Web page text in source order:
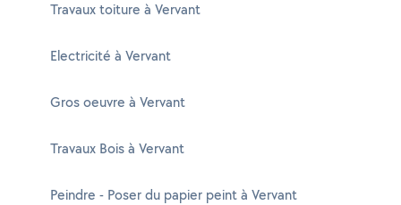
Travaux toiture à Vervant
Electricité à Vervant
Gros oeuvre à Vervant
Travaux Bois à Vervant
Peindre - Poser du papier peint à Vervant